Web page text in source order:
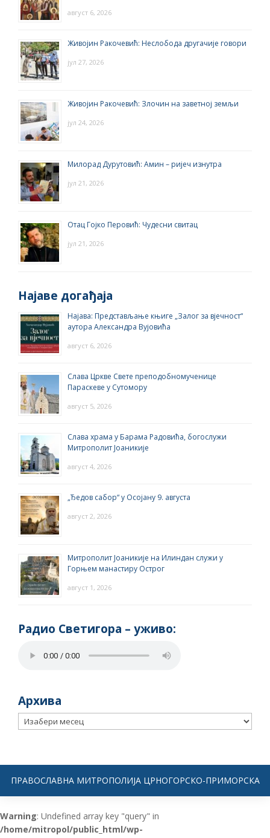
август 6, 2026
Живојин Ракочевић: Неслобода другачије говори
јул 27, 2026
Живојин Ракочевић: Злочин на заветној земљи
јул 24, 2026
Милорад Дурутовић: Амин – ријеч изнутра
јул 21, 2026
Отац Гојко Перовић: Чудесни свитац
јул 21, 2026
Најаве догађаја
Најава: Представљање књиге „Залог за вјечност“
аутора Александра Вујовића
август 6, 2026
Слава Цркве Свете преподобномученице
Параскеве у Сутомору
август 5, 2026
Слава храма у Барама Радовића, богослужи
Митрополит Јоаникије
август 4, 2026
„Ђедов сабор“ у Осојану 9. августа
август 2, 2026
Митрополит Јоаникије на Илиндан служи у
Горњем манастиру Острог
август 1, 2026
Радио Светигора – yживо:
Архива
Архива
ПРАВОСЛАВНА МИТРОПОЛИЈА ЦРНОГОРСКО-ПРИМОРСКА
Warning: Undefined array key "query" in
/home/mitropol/public_html/wp-